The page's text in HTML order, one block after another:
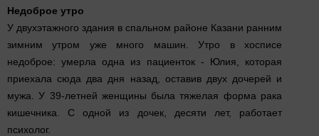
Недоброе утро
У двухэтажного здания в спальном районе Казани ранним
зимним утром уже много машин. Утро в хосписе
недоброе: умерла одна из пациенток - Юлия, которая
приехала сюда два дня назад, оставив двух дочерей и
мужа. У 39-летней женщины была тяжелая форма рака
кишечника. С одной из дочек, десяти лет, работает
психолог.